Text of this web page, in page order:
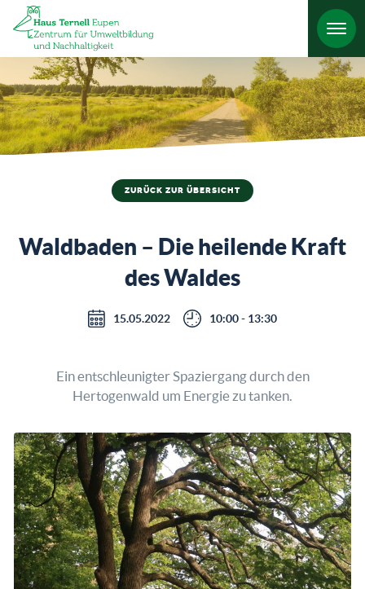
ZURÜCK ZUR ÜBERSICHT
Waldbaden – Die heilende Kraft
des Waldes
15.05.2022 10:00 - 13:30
Ein entschleunigter Spaziergang durch den
Hertogenwald um Energie zu tanken.